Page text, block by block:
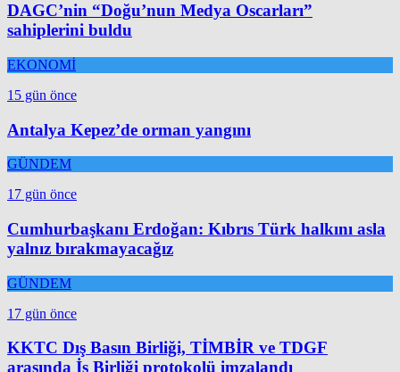
DAGC’nin “Doğu’nun Medya Oscarları”
sahiplerini buldu
EKONOMİ
15 gün önce
Antalya Kepez’de orman yangını
GÜNDEM
17 gün önce
Cumhurbaşkanı Erdoğan: Kıbrıs Türk halkını asla
yalnız bırakmayacağız
GÜNDEM
17 gün önce
KKTC Dış Basın Birliği, TİMBİR ve TDGF
arasında İş Birliği protokolü imzalandı